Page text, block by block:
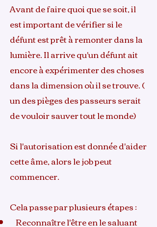
Avant de faire quoi que se soit, il
est important de vérifier si le
défunt est prêt à remonter dans la
lumière. Il arrive qu'un défunt ait
encore à expérimenter des choses
dans la dimension où il se trouve. (
un des pièges des passeurs serait
de vouloir sauver tout le monde)
Si l'autorisation est donnée d'aider
cette âme, alors le job peut
commencer.
Cela passe par plusieurs étapes :
Reconnaître l'être en le saluant